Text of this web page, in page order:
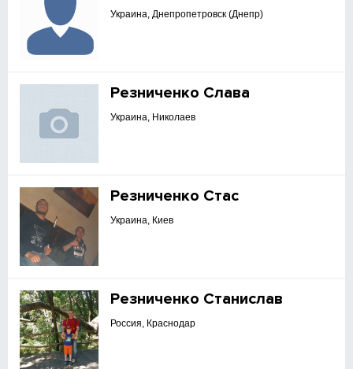
Украина, Днепропетровск (Днепр)
Резниченко Слава
Украина, Николаев
Резниченко Стас
Украина, Киев
Резниченко Станислав
Россия, Краснодар